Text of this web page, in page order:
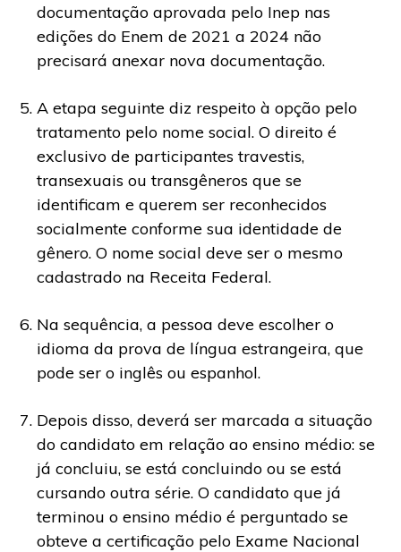
documentação aprovada pelo Inep nas
edições do Enem de 2021 a 2024 não
precisará anexar nova documentação.
A etapa seguinte diz respeito à opção pelo
tratamento pelo nome social. O direito é
exclusivo de participantes travestis,
transexuais ou transgêneros que se
identificam e querem ser reconhecidos
socialmente conforme sua identidade de
gênero. O nome social deve ser o mesmo
cadastrado na Receita Federal.
Na sequência, a pessoa deve escolher o
idioma da prova de língua estrangeira, que
pode ser o inglês ou espanhol.
Depois disso, deverá ser marcada a situação
do candidato em relação ao ensino médio: se
já concluiu, se está concluindo ou se está
cursando outra série. O candidato que já
terminou o ensino médio é perguntado se
obteve a certificação pelo Exame Nacional